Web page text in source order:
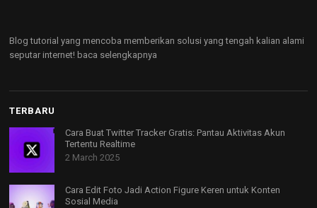
Blog tutorial yang mencoba memberikan solusi yang tengah kalian alami
seputar internet! baca selengkapnya
TERBARU
Cara Buat Twitter Tracker Gratis: Pantau Aktivitas Akun
Tertentu Realtime
2 March 2025
Cara Edit Foto Jadi Action Figure Keren untuk Konten
Sosial Media